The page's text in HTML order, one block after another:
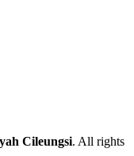
Cileungsi. All rights